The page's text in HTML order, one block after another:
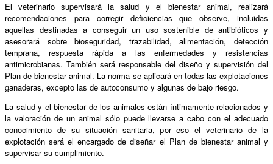
El veterinario supervisará la salud y el bienestar animal, realizará
recomendaciones para corregir deficiencias que observe, incluidas
aquellas destinadas a conseguir un uso sostenible de antibióticos y
asesorará sobre bioseguridad, trazabilidad, alimentación, detección
temprana, respuesta rápida a las enfermedades y resistencias
antimicrobianas. También será responsable del diseño y supervisión del
Plan de bienestar animal. La norma se aplicará en todas las explotaciones
ganaderas, excepto las de autoconsumo y algunas de bajo riesgo.
La salud y el bienestar de los animales están íntimamente relacionados y
la valoración de un animal sólo puede llevarse a cabo con el adecuado
conocimiento de su situación sanitaria, por eso el veterinario de la
explotación será el encargado de diseñar el Plan de bienestar animal y
supervisar su cumplimiento.